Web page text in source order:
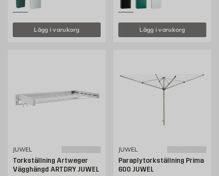
Lägg i varukorg Lägg i varukorg
JUWEL
Torkställning Artweger
Vägghängd ARTDRY JUWEL
JUWEL
Paraplytorkställning Prima
600 JUWEL